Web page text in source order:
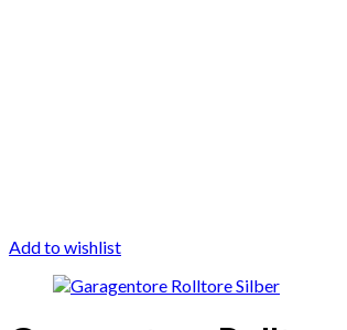
Add to wishlist